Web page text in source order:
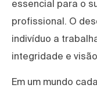
essencial para o
profissional. O
indivíduo a
integridade e
Em um mundo